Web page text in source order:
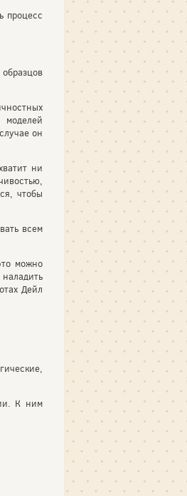
процесс
моделей
он
ни
чтобы
всем
можно
Дейл
К ним